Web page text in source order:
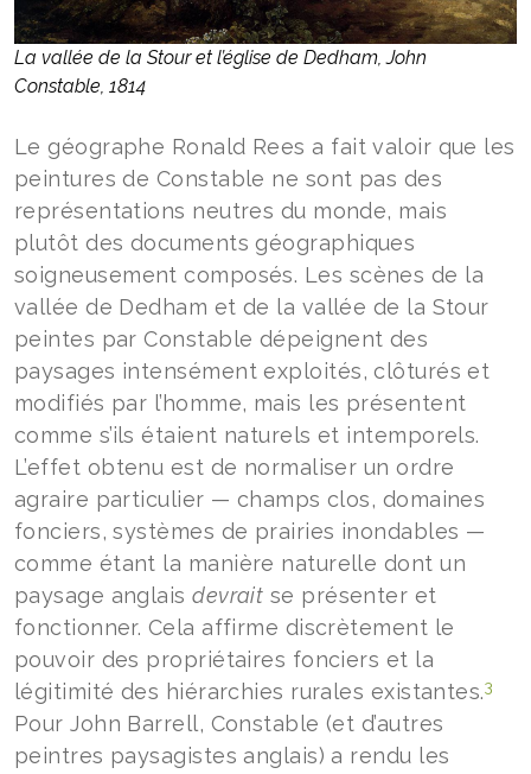
La vallée de la Stour et l’église de Dedham, John
Constable, 1814
Le géographe Ronald Rees a fait valoir que les
peintures de Constable ne sont pas des
représentations neutres du monde, mais
plutôt des documents géographiques
soigneusement composés. Les scènes de la
vallée de Dedham et de la vallée de la Stour
peintes par Constable dépeignent des
paysages intensément exploités, clôturés et
modifiés par l’homme, mais les présentent
comme s’ils étaient naturels et intemporels.
L’effet obtenu est de normaliser un ordre
agraire particulier — champs clos, domaines
fonciers, systèmes de prairies inondables —
comme étant la manière naturelle dont un
paysage anglaisdevrait se présenter et
fonctionner. Cela affirme discrètement le
pouvoir des propriétaires fonciers et la
légitimité des hiérarchies rurales existantes.3
Pour John Barrell, Constable (et d’autres
peintres paysagistes anglais) a rendu les